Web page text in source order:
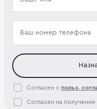
Согласен с польз.
Согласен на получение